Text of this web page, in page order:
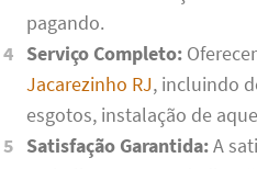
pagando.
Serviço Completo:
Jacarezinho RJ, incluindo
esgotos, instalação de
Satisfação Garantida:A